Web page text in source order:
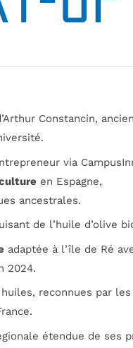
Constancin,
via
en Espagne,
ancestrales.
de l’huile d’olive
adaptée à l’île de Ré
2024.
reconnues par les
étendue de ses